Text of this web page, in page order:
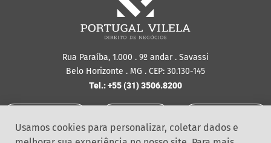
Rua Paraíba, 1.000 . 9º andar . Savassi
Belo Horizonte . MG . CEP: 30.130-145
Tel.: +55 (31) 3506.8200
Privacidade
Informação
Usamos cookies para personalizar, coletar dados e